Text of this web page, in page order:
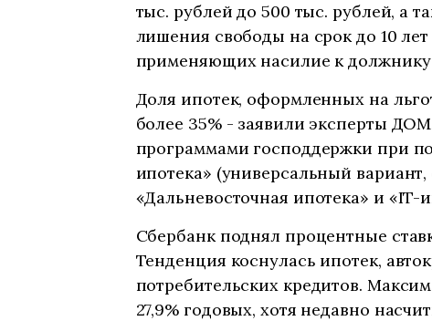
тыс. рублей до 500 тыс. рублей, а
лишения свободы на срок до 10
применяющих насилие к
Доля ипотек, оформленных на
более 35% - заявили эксперты
программами господдержки при
ипотека» (универсальный вариант,
«Дальневосточная ипотека» и «IT-
Сбербанк поднял процентные
Тенденция коснулась ипотек,
потребительских кредитов.
27,9% годовых, хотя недавно